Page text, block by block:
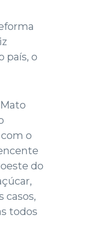
país, o
o
do
casos,
todos